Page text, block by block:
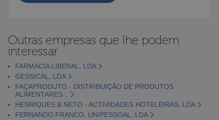
Outras empresas que lhe podem
interessar
FARMÁCIA LIBERAL, LDA
GESSICAL, LDA
FAÇAPRODUTO - DISTRIBUIÇÃO DE PRODUTOS
ALIMENTARES...
HENRIQUES & NETO - ACTIVIDADES HOTELEIRAS, LDA
FERNANDO FRANCO, UNIPESSOAL, LDA